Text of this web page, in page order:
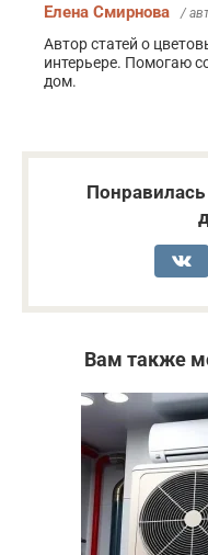
Елена Смирнова /
Автор статей о
интерьере. Помогаю
дом.
Понравилась
Вам также